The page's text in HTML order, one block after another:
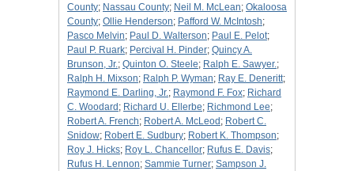
County; Nassau County; Neil M. McLean; Okaloosa
County; Ollie Henderson; Pafford W. McIntosh;
Pasco Melvin; Paul D. Walterson; Paul E. Pelot;
Paul P. Ruark; Percival H. Pinder; Quincy A.
Brunson, Jr.; Quinton O. Steele; Ralph E. Sawyer.;
Ralph H. Mixson; Ralph P. Wyman; Ray E. Deneritt;
Raymond E. Darling, Jr.; Raymond F. Fox; Richard
C. Woodard ; Richard U. Ellerbe; Richmond Lee;
Robert A. French; Robert A. McLeod ; Robert C.
Snidow; Robert E. Sudbury; Robert K. Thompson;
Roy J. Hicks; Roy L. Chancellor; Rufus E. Davis;
Rufus H. Lennon; Sammie Turner; Sampson J.